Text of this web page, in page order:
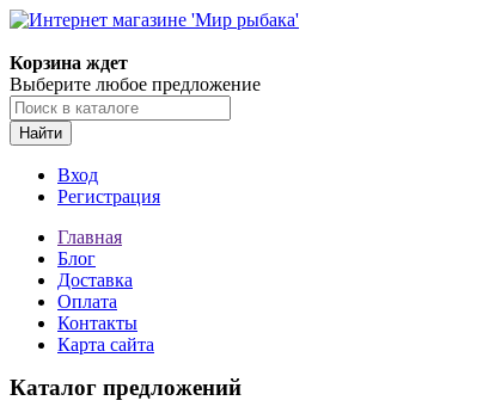
Корзина ждет
Выберите любое предложение
Найти
Вход
Регистрация
Главная
Блог
Доставка
Оплата
Контакты
Карта сайта
Каталог предложений